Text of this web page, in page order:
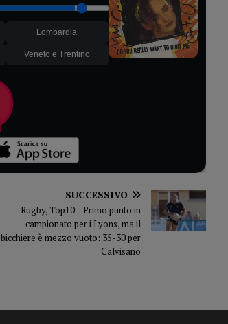
Lombardia
Veneto e Trentino
SUCCESSIVO
Rugby, Top10 – Primo punto in
campionato per i Lyons, ma il
bicchiere è mezzo vuoto: 35-30 per
Calvisano